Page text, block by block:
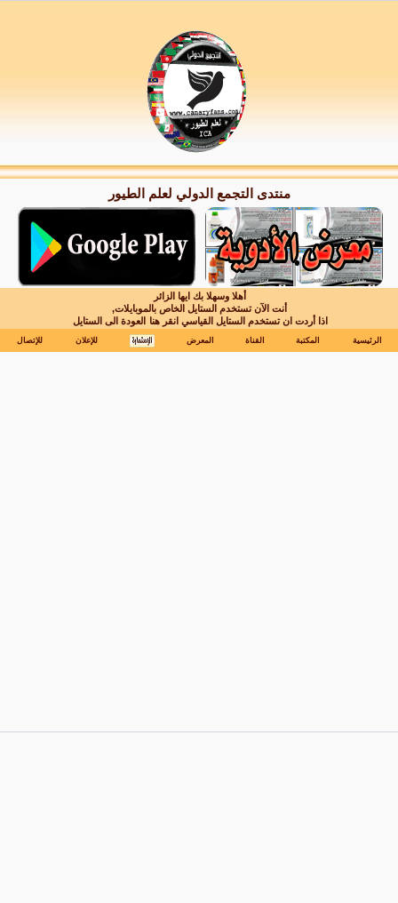
منتدى التجمع الدولي لعلم الطيور
أهلا وسهلا بك ايها الزائر
أنت الآن تستخدم الستايل الخاص بالموبايلات,
اذا أردت ان تستخدم الستايل القياسي انقر هنا العودة الى الستايل
الرئيسية المكتبة القناة المعرض للإعلان للإتصال